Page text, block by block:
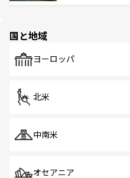
で、ホーカーズは地
国と地域
ヨーロッパ
北米
中南米
オセアニア